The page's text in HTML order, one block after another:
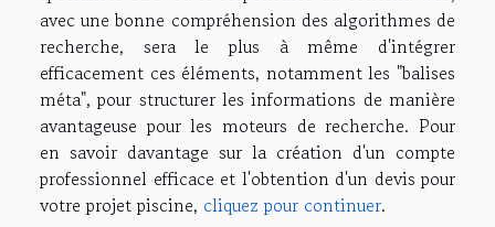
avec une bonne compréhension des algorithmes de
recherche, sera le plus à même d'intégrer
efficacement ces éléments, notamment les "balises
méta", pour structurer les informations de manière
avantageuse pour les moteurs de recherche. Pour
en savoir davantage sur la création d'un compte
professionnel efficace et l'obtention d'un devis pour
votre projet piscine, cliquez pour continuer.